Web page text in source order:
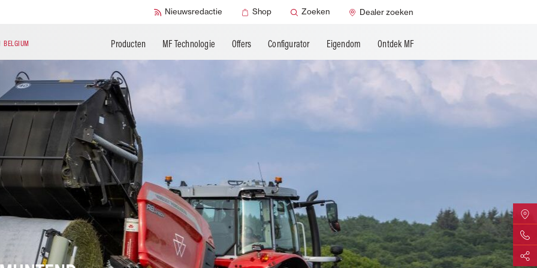
Nieuwsredactie Shop Zoeken Dealer zoeken
BELGIUM Producten MF Technologie Offers Configurator Eigendom Ontdek MF
Mogi das Cruzes Changzhou
Zoek
Delen